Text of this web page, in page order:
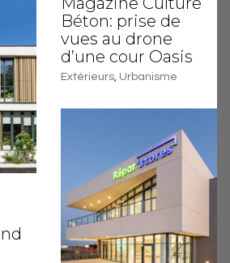
Béton: prise de
vues au drone
d’une cour Oasis
Extérieurs Urbanisme